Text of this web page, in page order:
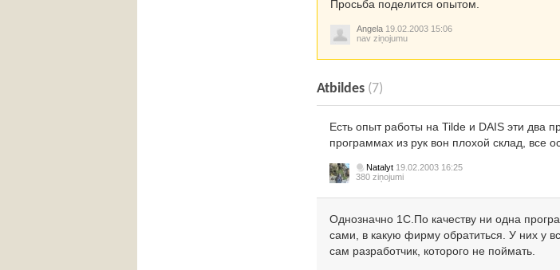
Просьба поделится опытом.
Angela 19.02.2003 15:06
nav ziņojumu
Atbildes (7)
Есть опыт работы на Tilde и DAIS эти два
программах из рук вон плохой склад, все
Natalyt 19.02.2003 16:25
380 ziņojumi
Однозначно 1С.По качеству ни одна
сами, в какую фирму обратиться. У них у
сам разработчик, которого не поймать.